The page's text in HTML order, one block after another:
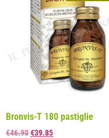
Bronvis-T 180 pastiglie
€46.90€39.85